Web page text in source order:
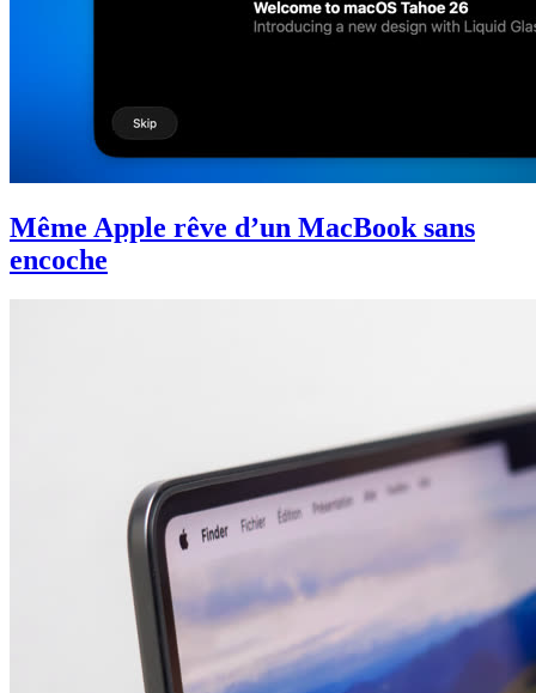
Même Apple rêve d’un MacBook sans
encoche